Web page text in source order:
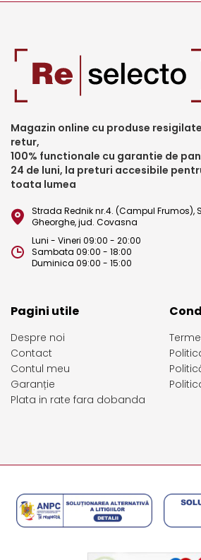
Magazin online cu produse
retur,
100% functionale cu garantie de
24 de luni, la preturi accesibile
toata lumea
Strada Rednik nr.4. (Campul Frumos),
Gheorghe, jud. Covasna
Luni - Vineri 09:00 - 20:00
Sambata 09:00 - 18:00
Duminica 09:00 - 15:00
Pagini utile
Despre noi
Contact
Contul meu
Garanție
Plata in rate fara dobanda